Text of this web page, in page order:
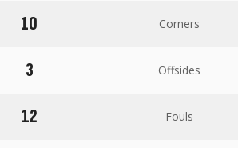
10
Corners
3
Offsides
12
Fouls